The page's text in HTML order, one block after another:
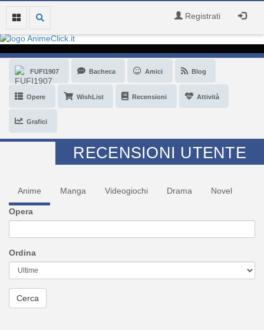
Registrati
FUFI1907 Bacheca Amici Blog
Opere WishList Recensioni Attività
Grafici
RECENSIONI UTENTE
Anime Manga Videogiochi Drama Novel
Opera
Ordina
Cerca